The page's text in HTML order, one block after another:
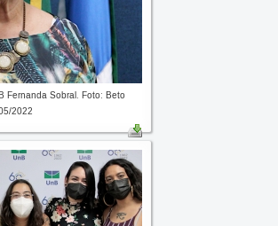
Fernanda Sobral. Foto: Beto
2022